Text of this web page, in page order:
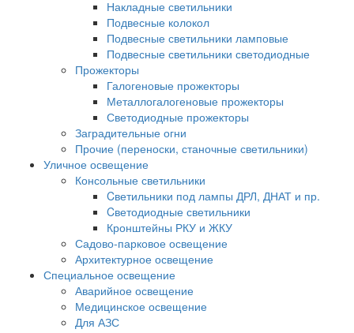
Накладные светильники
Подвесные колокол
Подвесные светильники ламповые
Подвесные светильники светодиодные
Прожекторы
Галогеновые прожекторы
Металлогалогеновые прожекторы
Светодиодные прожекторы
Заградительные огни
Прочие (переноски, станочные светильники)
Уличное освещение
Консольные светильники
Cветильники под лампы ДРЛ, ДНАТ и пр.
Cветодиодные светильники
Кронштейны РКУ и ЖКУ
Садово-парковое освещение
Архитектурное освещение
Специальное освещение
Аварийное освещение
Медицинское освещение
Для АЗС